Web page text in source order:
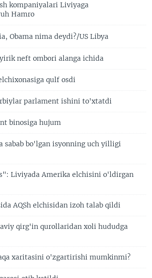
kompaniyalari Liviyaga
Hamro
Obama nima deydi?/US Libya
neft ombori alanga ichida
qulf osdi
parlament ishini to'xtatdi
binosiga hujum
sabab bo'lgan isyonning uch yilligi
Liviyada Amerika elchisini o'ldirgan
AQSh elchisidan izoh talab qildi
qirg'in qurollaridan xoli hududga
xaritasini o'zgartirishi mumkinmi?